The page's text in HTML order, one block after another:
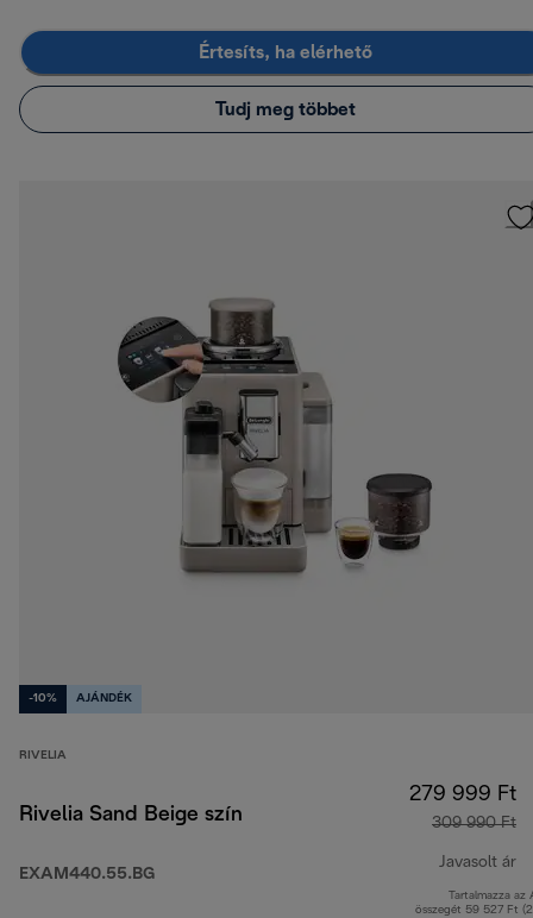
Értesíts, ha elérhető
Tudj meg többet
-10% AJÁNDÉK
RIVELIA
Rivelia Sand Beige szín
EXAM440.55.BG
279 999 Ft
309 990 Ft
Javasolt ár
Tartalmazza az
összegét 59 527 Ft